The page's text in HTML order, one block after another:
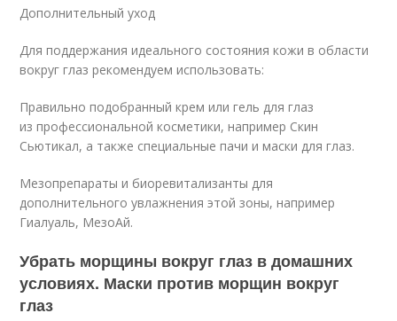
Дополнительный уход
Для поддержания идеального состояния кожи в области
вокруг глаз рекомендуем использовать:
Правильно подобранный крем или гель для глаз
из профессиональной косметики, например Скин
Сьютикал, а также специальные пачи и маски для глаз.
Мезопрепараты и биоревитализанты для
дополнительного увлажнения этой зоны, например
Гиалуаль, МезоАй.
Убрать морщины вокруг глаз в домашних
условиях. Маски против морщин вокруг
глаз